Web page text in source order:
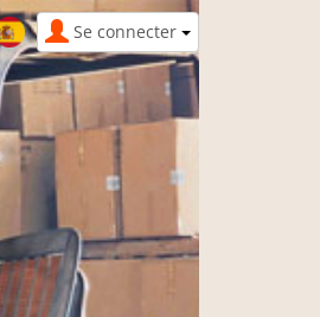
Se connecter